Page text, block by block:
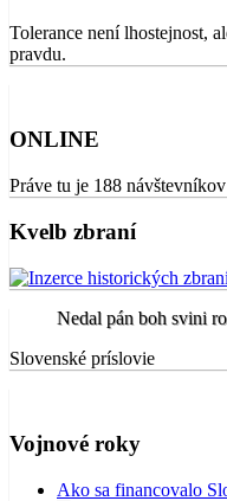
Tolerance není lhostejnost,
pravdu.
ONLINE
Práve tu je 188
Kvelb zbraní
Nedal pán boh svini
Slovenské príslovie
Vojnové roky
Ako sa financovalo